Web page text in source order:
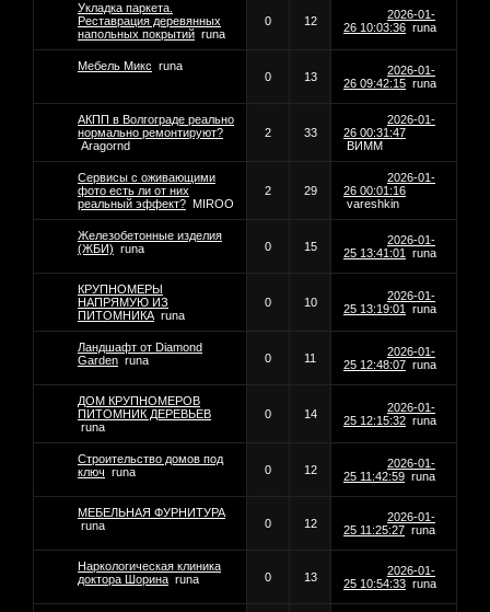
Укладка паркета.
Реставрация деревянных
напольных покрытий runa
0 12
2026-01-
26 10:03:36 runa
Мебель Микс runa
0
13
2026-01-
26 09:42:15 runa
АКПП в Волгограде реально
нормально ремонтируют?
Aragornd
2 33
2026-01-
26 00:31:47
ВИММ
Сервисы с оживающими
фото есть ли от них
реальный эффект? MIROO
2 29
2026-01-
26 00:01:16
vareshkin
Железобетонные изделия
(ЖБИ) runa 0 15
2026-01-
25 13:41:01
runa
КРУПНОМЕРЫ
НАПРЯМУЮ ИЗ
ПИТОМНИКА runa
0 10
2026-01-
25 13:19:01
runa
Ландшафт от Diamond
Garden runa 0 11
2026-01-
25 12:48:07 runa
ДОМ КРУПНОМЕРОВ
ПИТОМНИК ДЕРЕВЬЕВ
runa
0 14
2026-01-
25 12:15:32 runa
Строительство домов под
ключ runa 0 12
2026-01-
25 11:42:59 runa
МЕБЕЛЬНАЯ ФУРНИТУРА
runa
0 12
2026-01-
25 11:25:27 runa
Наркологическая клиника
доктора Шорина runa 0 13
2026-01-
25 10:54:33 runa